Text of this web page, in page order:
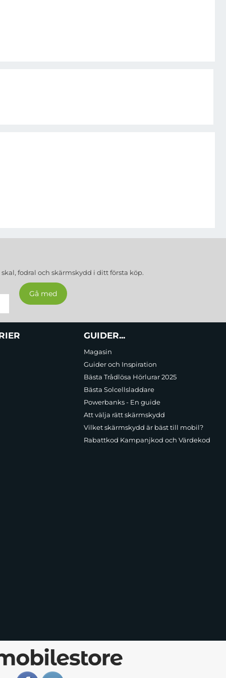
skal, fodral och skärmskydd i ditt första köp.
GUIDER...
Magasin
Guider och Inspiration
Bästa Trådlösa Hörlurar 2025
Bästa Solcellsladdare
Powerbanks - En guide
Att välja rätt skärmskydd
Vilket skärmskydd är bäst till mobil?
Rabattkod Kampanjkod och Värdekod